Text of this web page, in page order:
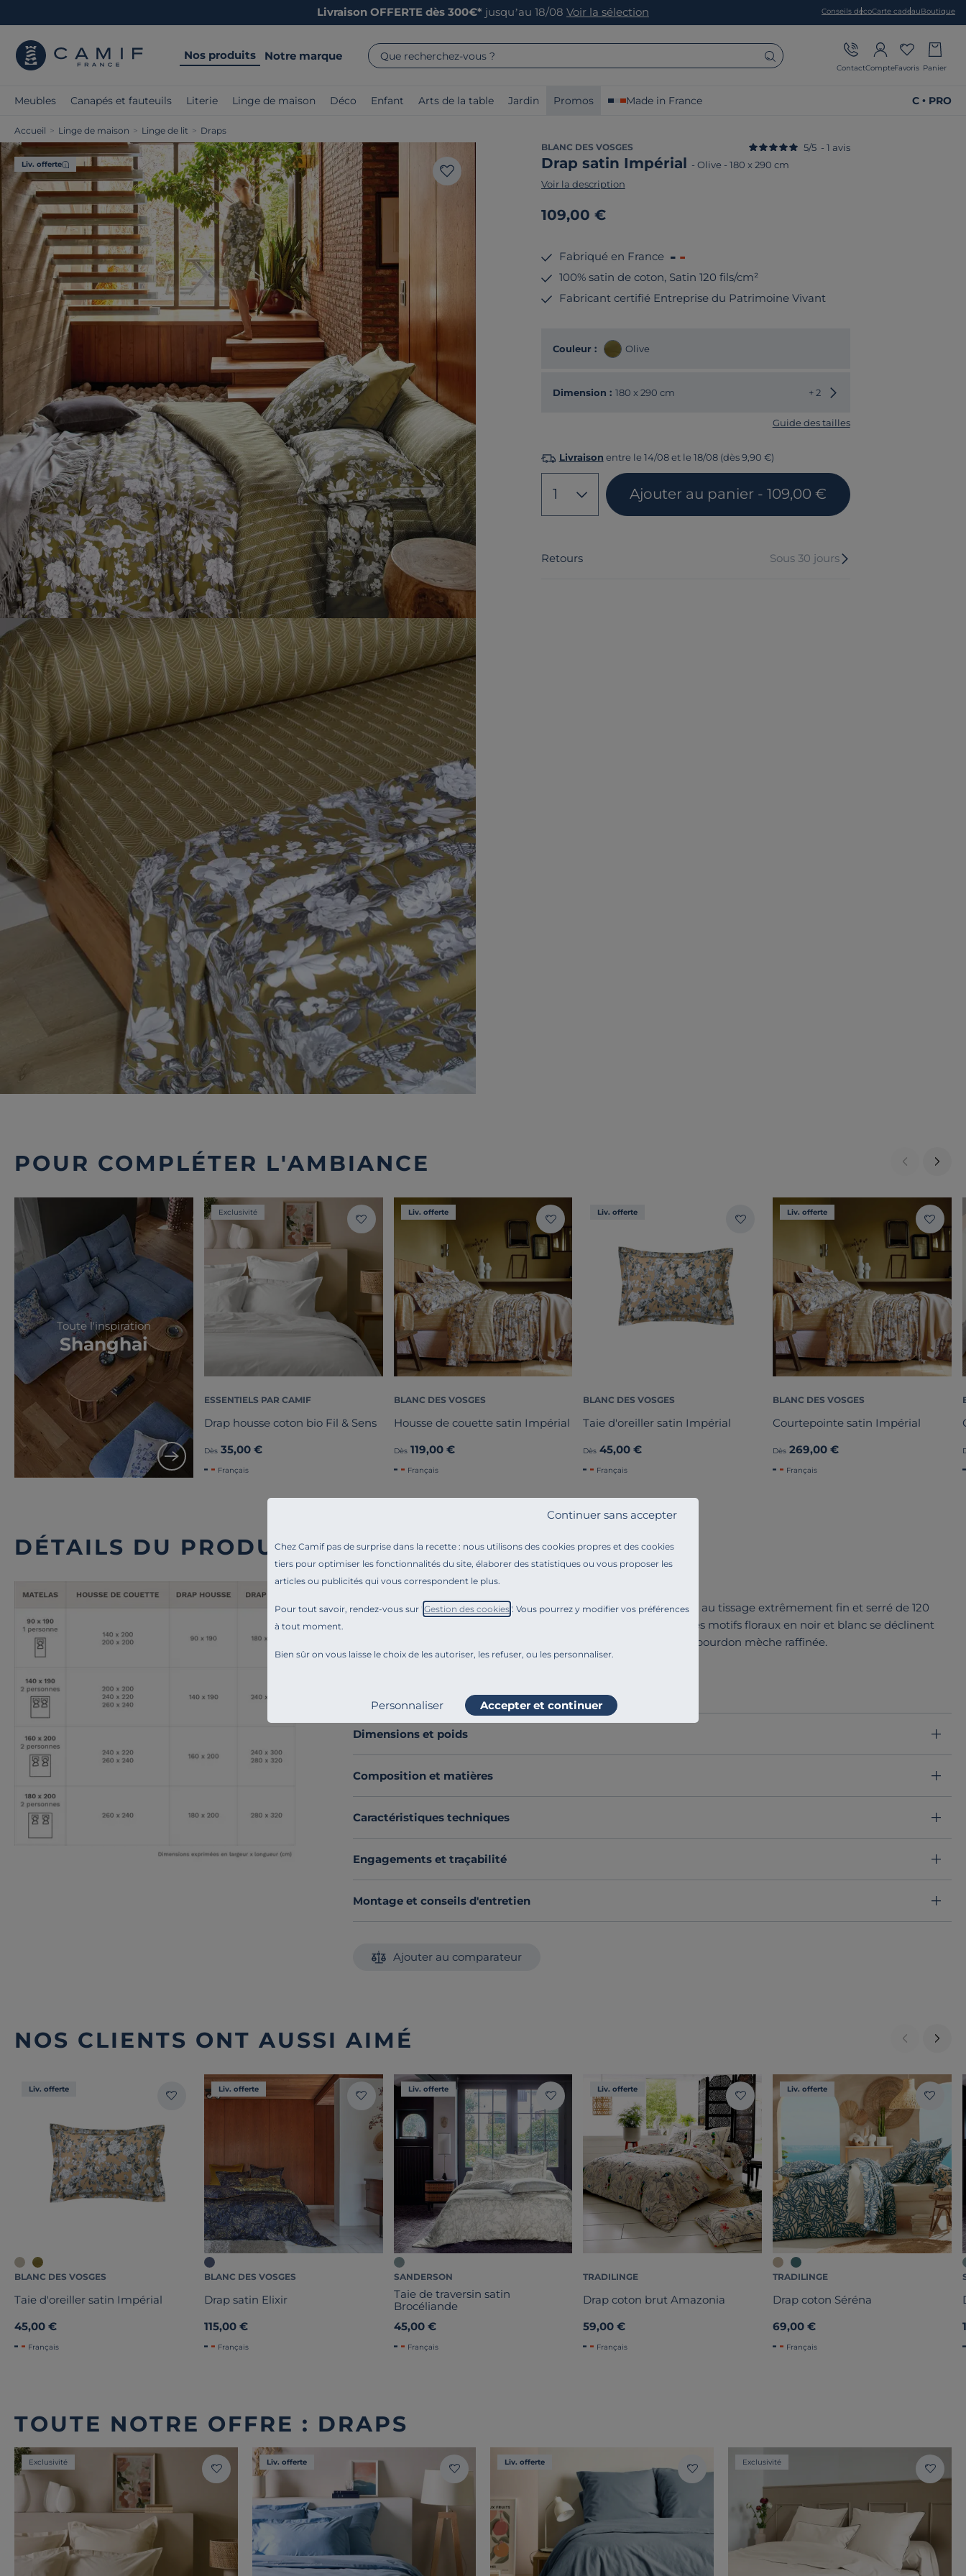
Chez Camif pas de surprise dans la recette : nous utilisons des cookies propres et des cookies
tiers pour optimiser les fonctionnalités du site, élaborer des statistiques ou vous proposer les
articles ou publicités qui vous correspondent le plus.
Pour tout savoir, rendez-vous sur " Gestion des cookies". Vous pourrez y modifier vos préférences
à tout moment.
Bien sûr on vous laisse le choix de les autoriser, les refuser, ou les personnaliser.
Continuer sans accepter
Personnaliser Accepter et continuer
Livraison OFFERTE dès 300€* jusqu’au 18/08 Voir la sélection Conseils décoCarte cadeauBoutique
Nos produits Notre marque Que recherchez-vous ?
ContactCompteFavoris Panier
Meubles Canapés et fauteuils Literie Linge de maison Déco Enfant Arts de la table Jardin Promos Made in France C • PRO
Accueil > Linge de maison > Linge de lit > Draps
Liv. offerte
BLANC DES VOSGES
Drap satin Impérial - Olive - 180 x 290 cm
5/5 - 1 avis
Voir la description
109,00 €
Fabriqué en France
100% satin de coton, Satin 120 fils/cm²
Fabricant certifié Entreprise du Patrimoine Vivant
Couleur : Olive
Dimension : 180 x 290 cm + 2 Choisir une autre dimension
Guide des tailles
Livraison entre le 14/08 et le 18/08 (dès 9,90 €)
1 Ajouter au panier - 109,00 €
Retours Sous 30 jours
POUR COMPLÉTER L'AMBIANCE
Toute l'inspiration
Shanghai
Exclusivité
ESSENTIELS PAR CAMIF
Drap housse coton bio Fil & Sens
Dès 35,00 €
Français
Liv. offerte
BLANC DES VOSGES
Housse de couette satin Impérial
Dès 119,00 €
Français
Liv. offerte
BLANC DES VOSGES
Taie d'oreiller satin Impérial
Dès 45,00 €
Français
Liv. offerte
BLANC DES VOSGES
Courtepointe satin Impérial
Dès 269,00 €
Français
DÉTAILS DU PRODUIT
Référence : 100383863598
Confectionné en France sur une toile en satin de coton ultradoux au tissage extrêmement fin et serré de 120
fils/cm², le drap Impérial nous plonge dans un univers élégant. Les motifs floraux en noir et blanc se déclinent
sur le drap en coloris chanvre ou olive, sublimé par une broderie bourdon mèche raffinée.
Découvrez toute notre sélection :Draps
Dimensions et poids
Composition et matières
Caractéristiques techniques
Engagements et traçabilité
Montage et conseils d'entretien
Ajouter au comparateur
NOS CLIENTS ONT AUSSI AIMÉ
Liv. offerte
BLANC DES VOSGES
Taie d'oreiller satin Impérial
45,00 €
Français
Liv. offerte
BLANC DES VOSGES
Drap satin Elixir
115,00 €
Français
Liv. offerte
SANDERSON
Taie de traversin satin
Brocéliande
45,00 €
Français
Liv. offerte
TRADILINGE
Drap coton brut Amazonia
59,00 €
Français
Liv. offerte
TRADILINGE
Drap coton Séréna
69,00 €
Français
TOUTE NOTRE OFFRE : DRAPS
Exclusivité Liv. offerte Liv. offerte Exclusivité